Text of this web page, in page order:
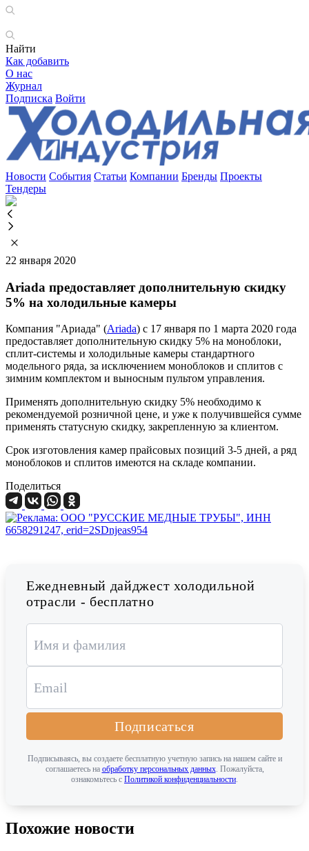
Найти
Как добавить
О нас
Журнал
Подписка Войти
Новости События Статьи Компании Бренды Проекты
Тендеры
22 января 2020
Ariada предоставляет дополнительную скидку
5% на холодильные камеры
Компания "Ариада" (Ariada) с 17 января по 1 марта 2020 года
предоставляет дополнительную скидку 5% на моноблоки,
сплит-системы и холодильные камеры стандартного
модельного ряда, за исключением моноблоков и сплитов с
зимним комплектом и выносным пультом управления.
Применять дополнительную скидку 5% необходимо к
рекомендуемой розничной цене, и уже к получившейся сумме
применять статусную скидку, закрепленную за клиентом.
Срок изготовления камер прайсовых позиций 3-5 дней, а ряд
моноблоков и сплитов имеются на складе компании.
Поделиться
Ежедневный дайджест холодильной
отрасли - бесплатно
Подписаться
Подписываясь, вы создаете бесплатную учетную запись на нашем сайте и
соглашаетесь на обработку персональных данных. Пожалуйста,
ознакомьтесь с Политикой конфиденциальности.
Похожие новости